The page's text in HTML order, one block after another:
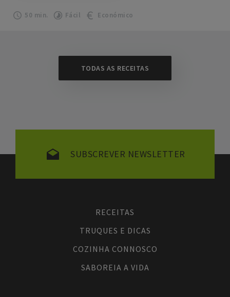
50 min. Fácil Económico
TODAS AS RECEITAS
SUBSCREVER NEWSLETTER
RECEITAS
TRUQUES E DICAS
COZINHA CONNOSCO
SABOREIA A VIDA